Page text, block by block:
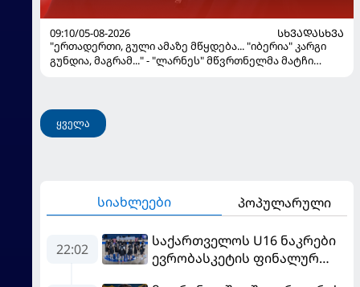
09:10/05-08-2026
ᲡᲮᲕᲐᲓᲐᲡᲮᲕᲐ
"ერთადერთი, გული ამაზე მწყდება... "იბერია" კარგი
გუნდია, მაგრამ..." - "ლარნეს" მწვრთნელმა მატჩი
ყველა
სიახლეები პოპულარული
22:02
საქართველოს U16 ნაკრები
ევრობასკეტის ფინალურ